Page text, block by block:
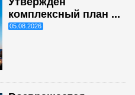
комплексный план ...
05.08.2026